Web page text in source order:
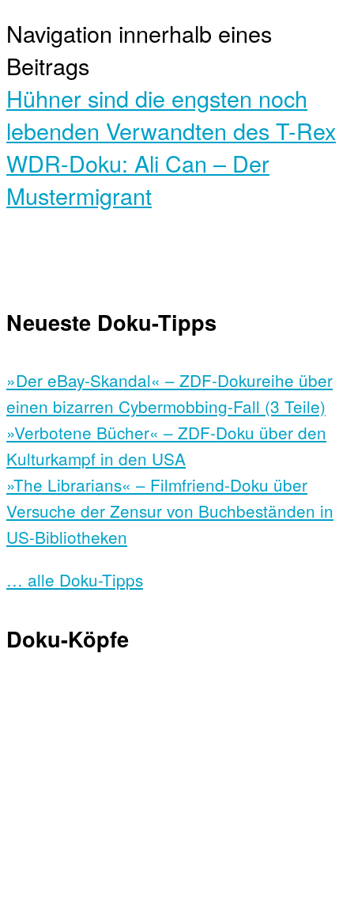
Navigation innerhalb eines
Beitrags
Hühner sind die engsten noch
lebenden Verwandten des T-Rex
WDR-Doku: Ali Can – Der
Mustermigrant
Neueste Doku-Tipps
»Der eBay-Skandal« – ZDF-Dokureihe über
einen bizarren Cybermobbing-Fall (3 Teile)
»Verbotene Bücher« – ZDF-Doku über den
Kulturkampf in den USA
»The Librarians« – Filmfriend-Doku über
Versuche der Zensur von Buchbeständen in
US-Bibliotheken
… alle Doku-Tipps
Doku-Köpfe